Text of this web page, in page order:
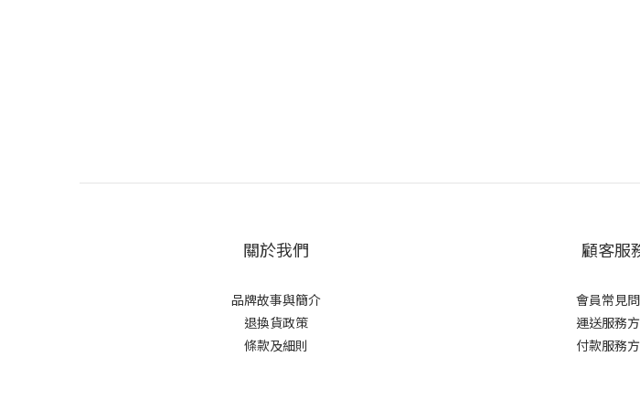
關於我們
品牌故事與簡介
退換貨政策
條款及細則
顧客服
會員常見
運送服務
付款服務